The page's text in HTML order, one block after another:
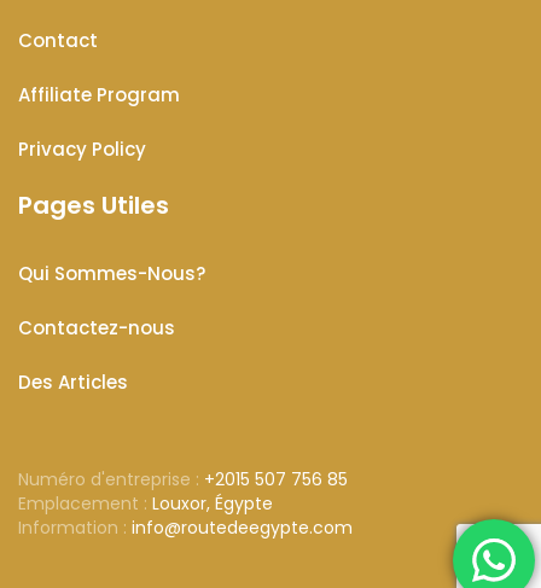
Contact
Affiliate Program
Privacy Policy
Pages Utiles
Qui Sommes-Nous?
Contactez-nous
Des Articles
Numéro d'entreprise : +2015 507 756 85
Emplacement : Louxor, Égypte
Information : info@routedeegypte.com